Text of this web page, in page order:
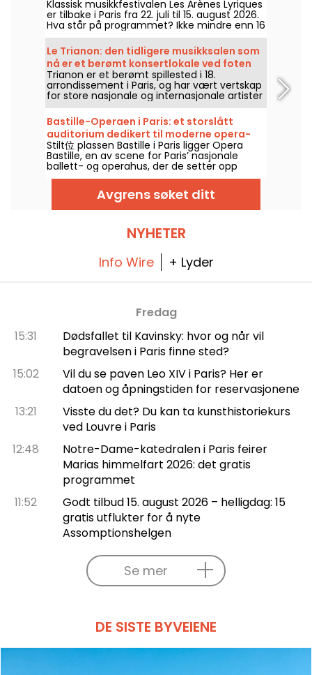
høyden
Klassisk musikkfestivalen Les Arènes Lyriques
er tilbake i Paris fra 22. juli til 15. august 2026.
Hva står på programmet? Ikke mindre enn 16
konserter avholdes i Arènes de Montmartre,
en idyllisk ramme for å høre de store
klassikerne.
Le Trianon: den tidligere musikksalen som
nå er et berømt konsertlokale ved foten
av Butte Montmartre.
Trianon er et berømt spillested i 18.
arrondissement i Paris, og har vært vertskap
for store nasjonale og internasjonale artister
siden det åpnet i 1894. Her får du et
tilbakeblikk på historien til dette
underholdningsmekkaet ved foten av Butte
Montmartre.
Bastille-Operaen i Paris: et storslått
auditorium dedikert til moderne opera-
og musikalproduksjoner
Stilt位 plassen Bastille i Paris ligger Opera
Bastille, en av scene for Paris’ nasjonale
ballett- og operahus, der de setter opp
forestillinger hele året. Siden åpningen i 1989
har dette moderne bygget blitt et populært
samlingspunkt for både lokalbefolkningen og
tilreisende, og er den ideelle plassen for å
danseitenseningene i hovedstaden.
Avgrens søket ditt
NYHETER
Info Wire + Lyder
Fredag
15:31
Dødsfallet til Kavinsky: hvor og når vil
begravelsen i Paris finne sted?
15:02
Vil du se paven Leo XIV i Paris? Her er
datoen og åpningstiden for reservasjonene
13:21
Visste du det? Du kan ta kunsthistoriekurs
ved Louvre i Paris
12:48
Notre-Dame-katedralen i Paris feirer
Marias himmelfart 2026: det gratis
programmet
11:52
Godt tilbud 15. august 2026 – helligdag: 15
gratis utflukter for å nyte
Assomptionshelgen
Se mer
DE SISTE BYVEIENE